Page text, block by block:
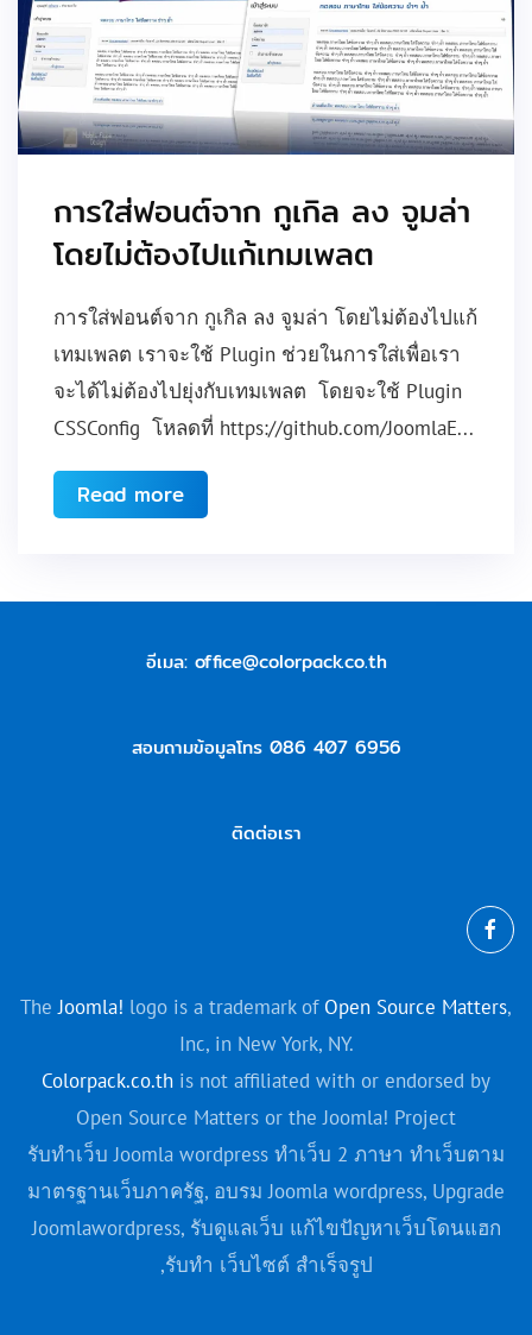
การใส่ฟอนต์จาก กูเกิล ลง จูมล่า
โดยไม่ต้องไปแก้เทมเพลต
การใส่ฟอนต์จาก กูเกิล ลง จูมล่า โดยไม่ต้องไปแก้
เทมเพลต เราจะใช้ Plugin ช่วยในการใส่เพื่อเรา
จะได้ไม่ต้องไปยุ่งกับเทมเพลต โดยจะใช้ Plugin
CSSConfig โหลดที่ https://github.com/JoomlaE...
Read more
อีเมล: office@colorpack.co.th
สอบถามข้อมูลโทร 086 407 6956
ติดต่อเรา
TheJoomla! logo is a trademark of Open Source Matters,
Inc, in New York, NY.
Colorpack.co.th is not affiliated with or endorsed by
Open Source Matters or the Joomla! Project
รับทำเว็บ Joomla wordpress ทำเว็บ 2 ภาษา ทำเว็บตาม
มาตรฐานเว็บภาครัฐ, อบรม Joomla wordpress, Upgrade
Joomlawordpress, รับดูแลเว็บ แก้ไขปัญหาเว็บโดนแฮก
,รับทํา เว็บไซต์ สําเร็จรูป